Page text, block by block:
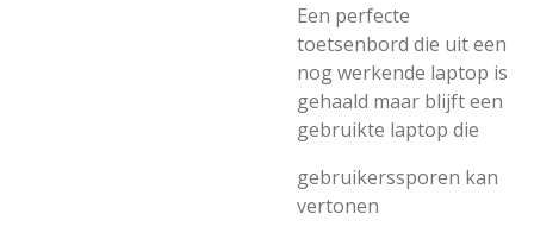
Een perfecte
toetsenbord die uit een
nog werkende laptop is
gehaald maar blijft een
gebruikte laptop die
gebruikerssporen kan
vertonen